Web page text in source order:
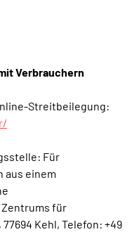
Verbrauchern
Streitbeilegung:
Für
einem
für
Kehl, Telefon: +49